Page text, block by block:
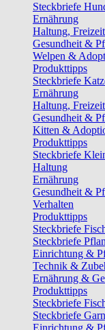
Steckbriefe
Ernährung
Haltung,
Gesundheit &
Welpen &
Produkttipps
Steckbriefe
Ernährung
Haltung,
Gesundheit &
Kitten &
Produkttipps
Steckbriefe
Haltung
Ernährung
Gesundheit &
Verhalten
Produkttipps
Steckbriefe
Steckbriefe
Einrichtung &
Technik &
Ernährung &
Produkttipps
Steckbriefe
Steckbriefe
Einrichtung &